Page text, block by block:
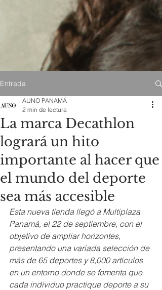
Entrada
La marca Decathlon
logrará un hito
importante al hacer que
el mundo del deporte
sea más accesible
AUNO PANAMÁ
2 min de lectura
Esta nueva tienda llegó a Multiplaza
Panamá, el 22 de septiembre, con el
objetivo de ampliar horizontes,
presentando una variada selección de
más de 65 deportes y 8,000 artículos
en un entorno donde se fomenta que
cada individuo practique deporte a su